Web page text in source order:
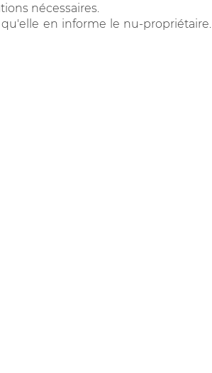
nécessaires.
en informe le nu-propriétaire.